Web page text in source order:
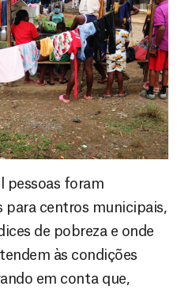
pessoas foram
para centros municipais,
de pobreza e onde
às condições
em conta que,